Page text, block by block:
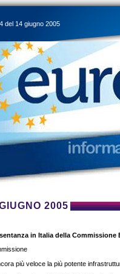
del 14 giugno 2005
2005
in Italia della Commissione
più veloce la più potente